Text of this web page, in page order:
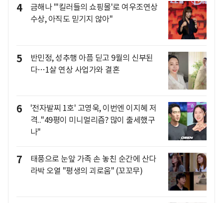
4
금해나 "'킬러들의 쇼핑몰'로 여우조연상
수상, 아직도 믿기지 않아"
5
반민정, 성추행 아픔 딛고 9월의 신부된
다…1살 연상 사업가와 결혼
6
'전자발찌 1호' 고영욱, 이번엔 이지혜 저
격.."49평이 미니멀리즘? 많이 출세했구
나"
7
태풍으로 눈앞 가족 손 놓친 순간에 산다
라박 오열 "평생의 괴로움" (꼬꼬무)